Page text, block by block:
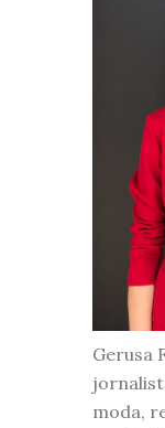
Gerusa
moda,